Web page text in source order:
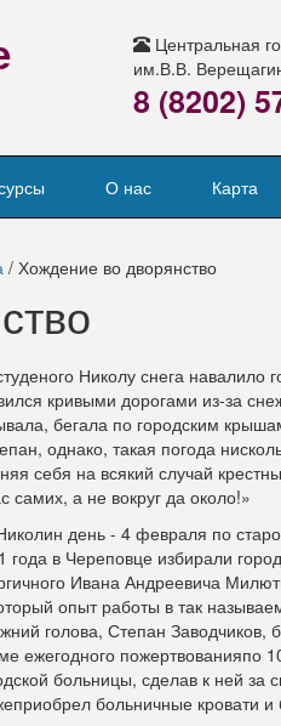
Центральная
им.В.В.
8 (8202)
О нас Карта
/ Хождение во дворянство
Николу снега навалило
кривыми дорогами из-за
бегала по городским
однако, такая погода
себя на всякий случай
самих, а не вокруг да около!»
день - 4 февраля по
года в Череповце избирали
Ивана Андреевича
опыт работы в так
голова, Степан
ежегодного пожертвованияпо
больницы, сделав к ней за
больничные кровати